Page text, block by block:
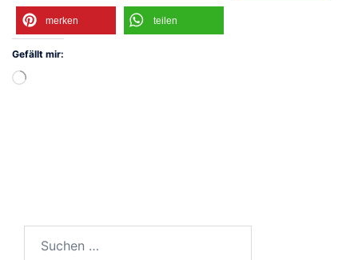
merken teilen
Gefällt mir:
Wird